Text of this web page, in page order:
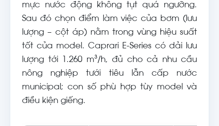
mực nước động không tụt quá ngưỡng.
Sau đó chọn điểm làm việc của bơm (lưu
lượng – cột áp) nằm trong vùng hiệu suất
tốt của model. Caprari E-Series có dải lưu
lượng tới 1.260 m³/h, đủ cho cả nhu cầu
nông nghiệp tưới tiêu lẫn cấp nước
municipal; con số phù hợp tùy model và
điều kiện giếng.